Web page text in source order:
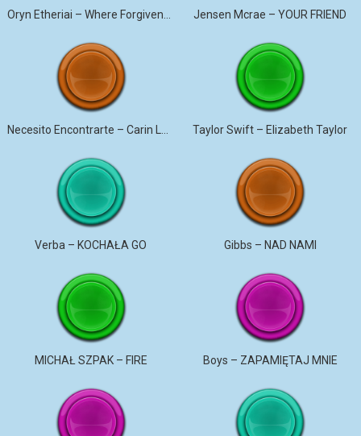
Jensen Mcrae – YOUR FRIEND
Taylor Swift – Elizabeth Taylor
Verba – KOCHAŁA GO Gibbs – NAD NAMI
MICHAŁ SZPAK – FIRE Boys – ZAPAMIĘTAJ MNIE